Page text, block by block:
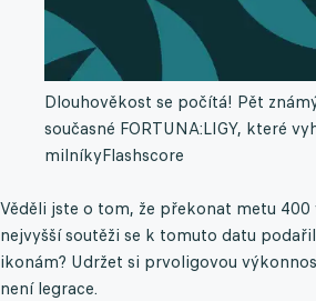
Dlouhověkost se počítá! Pět
současné FORTUNA:LIGY, které
milníkyFlashscore
Věděli jste o tom, že překonat metu 400
nejvyšší soutěži se k tomuto datu
ikonám? Udržet si prvoligovou
není legrace.